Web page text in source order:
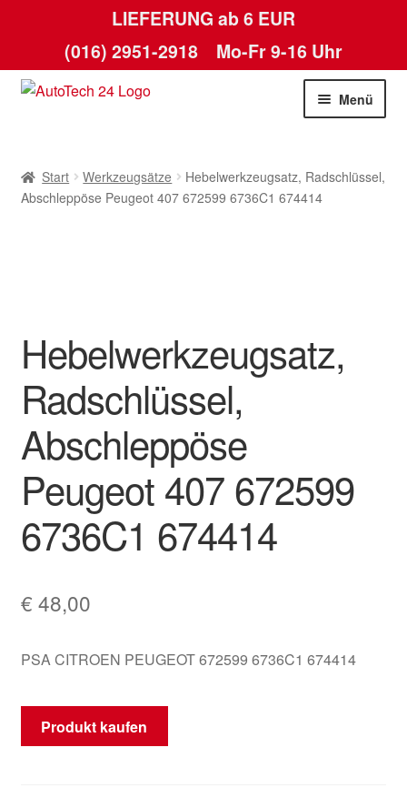
LIEFERUNG ab 6 EUR
(016) 2951-2918 Mo-Fr 9-16 Uhr
Zur
Zum
Menü
AGB
Kontakt
Lieferung
Mein Konto
Warenkorb
Start Werkzeugsätze
Hebelwerkzeugsatz, Radschlüssel,
Abschleppöse Peugeot 407 672599 6736C1 674414
Hebelwerkzeugsatz,
Radschlüssel,
Abschleppöse
Peugeot 407 672599
6736C1 674414
€ 48,00
PSA CITROEN PEUGEOT 672599 6736C1 674414
Produkt kaufen